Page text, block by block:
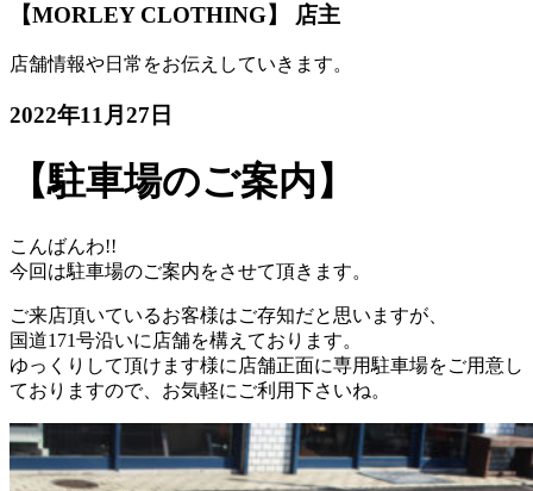
【MORLEY CLOTHING】 店主
店舗情報や日常をお伝えしていきます。
2022年11月27日
【駐車場のご案内】
こんばんわ!!
今回は駐車場のご案内をさせて頂きます。
ご来店頂いているお客様はご存知だと思いますが、
国道171号沿いに店舗を構えております。
ゆっくりして頂けます様に店舗正面に専用駐車場をご用意し
ておりますので、お気軽にご利用下さいね。